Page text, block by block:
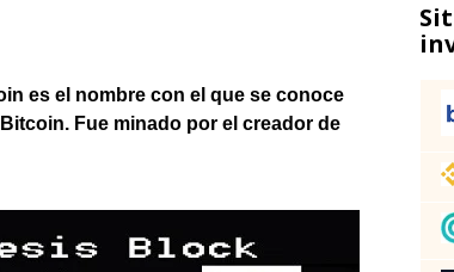
es el nombre con el que se conoce
Fue minado por el creador de